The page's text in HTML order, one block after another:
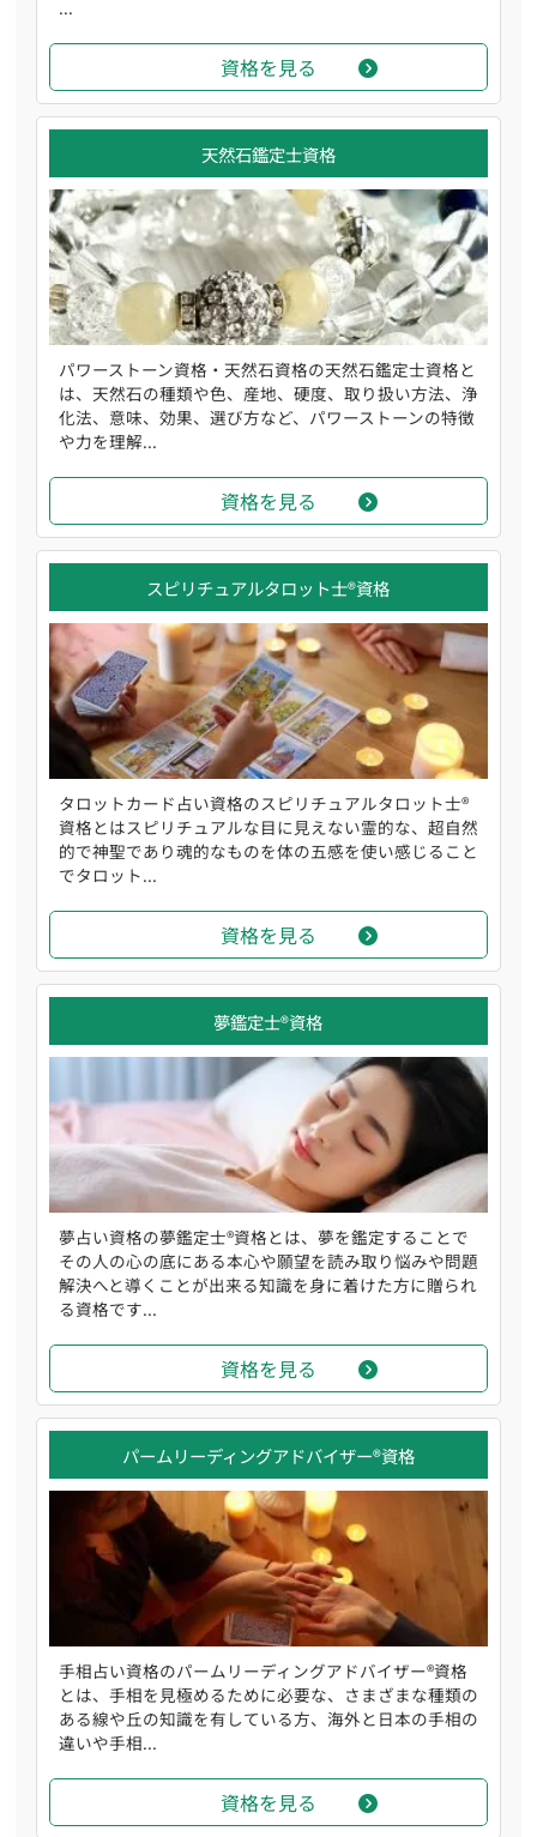
...
資格を見る
天然石鑑定士資格
パワーストーン資格・天然石資格の天然石鑑定士資格と
は、天然石の種類や色、産地、硬度、取り扱い方法、浄
化法、意味、効果、選び方など、パワーストーンの特徴
や力を理解...
資格を見る
スピリチュアルタロット士®資格
タロットカード占い資格のスピリチュアルタロット士®
資格とはスピリチュアルな目に見えない霊的な、超自然
的で神聖であり魂的なものを体の五感を使い感じること
でタロット...
資格を見る
夢鑑定士®資格
夢占い資格の夢鑑定士®資格とは、夢を鑑定することで
その人の心の底にある本心や願望を読み取り悩みや問題
解決へと導くことが出来る知識を身に着けた方に贈られ
る資格です...
資格を見る
パームリーディングアドバイザー®資格
手相占い資格のパームリーディングアドバイザー®資格
とは、手相を見極めるために必要な、さまざまな種類の
ある線や丘の知識を有している方、海外と日本の手相の
違いや手相...
資格を見る